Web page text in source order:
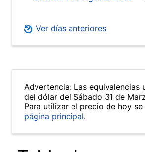
Ver días anteriores
Advertencia: Las equivalencias
del dólar del Sábado 31 de
Para utilizar el precio de hoy se
página principal.